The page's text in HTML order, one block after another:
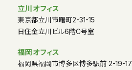
立川オフィス
東京都立川市曙町2-31-15
日住金立川ビル6階C号室
福岡オフィス
福岡県福岡市博多区博多駅前 2-19-17